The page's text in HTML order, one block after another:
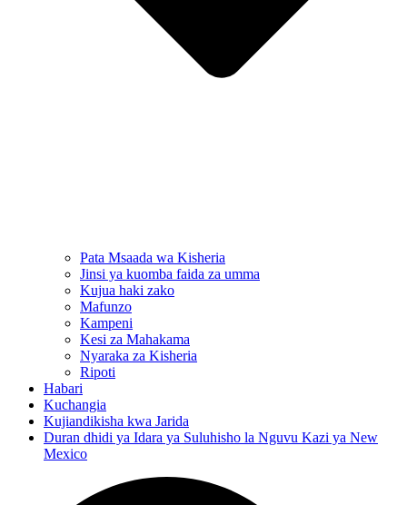
Pata Msaada wa Kisheria
Jinsi ya kuomba faida za umma
Kujua haki zako
Mafunzo
Kampeni
Kesi za Mahakama
Nyaraka za Kisheria
Ripoti
Habari
Kuchangia
Kujiandikisha kwa Jarida
Duran dhidi ya Idara ya Suluhisho la Nguvu Kazi ya New
Mexico